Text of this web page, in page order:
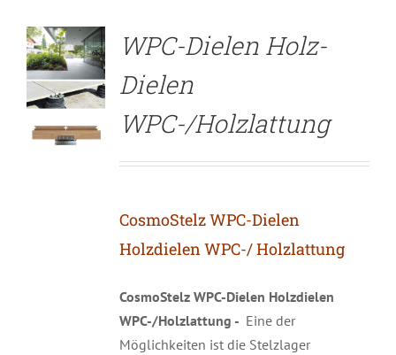
WPC-Dielen Holz-
Dielen
WPC-/Holzlattung
CosmoStelz WPC-Dielen
Holzdielen WPC-/ Holzlattung
CosmoStelz WPC-Dielen Holzdielen
WPC-/Holzlattung - Eine der
Möglichkeiten ist die Stelzlager